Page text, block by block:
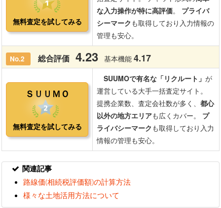
関連記事
路線価(相続税評価額)の計算方法
様々な土地活用方法について